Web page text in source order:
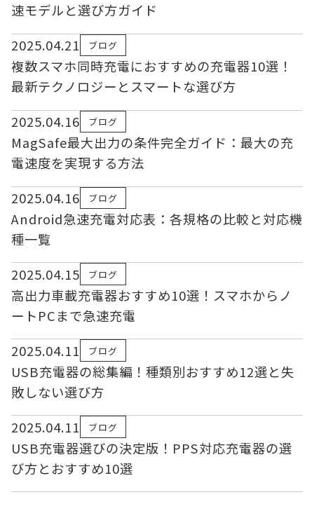
速モデルと選び方ガイド
2025.04.21
ブログ
複数スマホ同時充電におすすめの充電器10選！
最新テクノロジーとスマートな選び方
2025.04.16
ブログ
MagSafe最大出力の条件完全ガイド：最大の充
電速度を実現する方法
2025.04.16
ブログ
Android急速充電対応表：各規格の比較と対応機
種一覧
2025.04.15
ブログ
高出力車載充電器おすすめ10選！スマホからノ
ートPCまで急速充電
2025.04.11
ブログ
USB充電器の総集編！種類別おすすめ12選と失
敗しない選び方
2025.04.11
ブログ
USB充電器選びの決定版！PPS対応充電器の選
び方とおすすめ10選